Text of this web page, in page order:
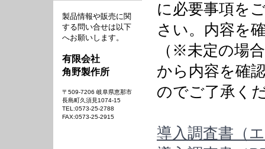
製品情報や販売に関
する問い合せは以下
へお願いします。
有限会社
角野製作所
〒509-7206 岐阜県恵那市
長島町久須見1074-15
TEL:0573-25-2788
FAX:0573-25-2915
に必要事項を
さい。内容を
（※未定の場
から内容を確
のでご了承く
導入調査書（